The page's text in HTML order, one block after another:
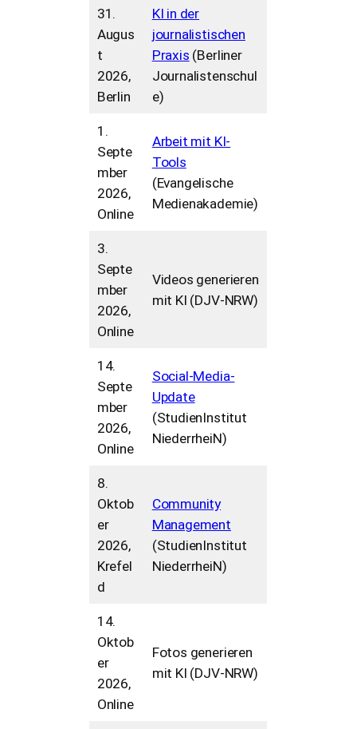
31.
Augus
t
2026,
Berlin
KI in der
journalistischen
Praxis (Berliner
Journalistenschul
e)
1.
Septe
mber
2026,
Online
Arbeit mit KI-
Tools
(Evangelische
Medienakademie)
3.
Septe
mber
2026,
Online
Videos generieren
mit KI (DJV-NRW)
14.
Septe
mber
2026,
Online
Social-Media-
Update
(StudienInstitut
NiederrheiN)
8.
Oktob
er
2026,
Krefel
d
Community
Management
(StudienInstitut
NiederrheiN)
14.
Oktob
er
2026,
Online
Fotos generieren
mit KI (DJV-NRW)